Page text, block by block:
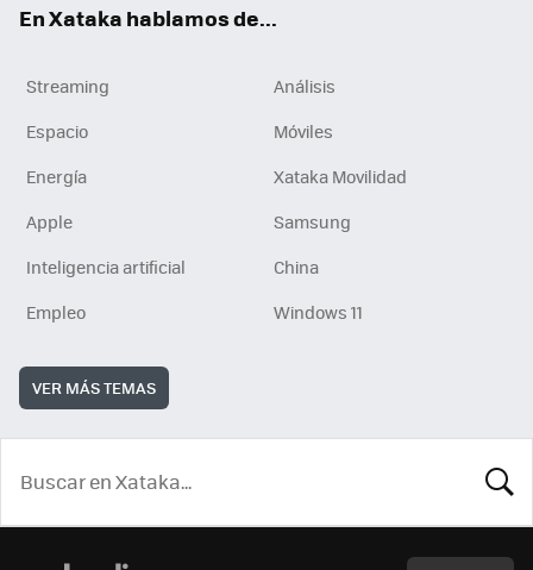
En Xataka hablamos de...
Streaming
Análisis
Espacio
Móviles
Energía
Xataka Movilidad
Apple
Samsung
Inteligencia artificial
China
Empleo
Windows 11
VER MÁS TEMAS